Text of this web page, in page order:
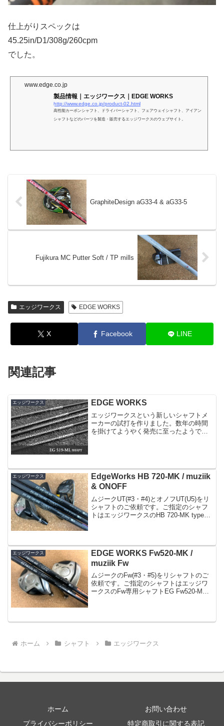
仕上がりスペックは
45.25in/D1/308g/260cpm
でした。
www.edge.co.jp
製品情報｜エッジワークス｜EDGE WORKS
http://www.edge.co.jp/product-02.html
高性能カーボンシャフト、ドライバーシャフト、フェアウェイシャフト、アイアン
シャフトなどのパーツを製造・販売するエッジワークスのウェブサイト。
GraphiteDesign aG33-4 & aG33-5
Fujikura MC Putter Soft / TP mills
エッジワークス EDGE WORKS
X Facebook LINE
関連記事
エッジワークス EDGE WORKS
エッジワークスという新しいシャフトメ
ーカーの試打を作りました。数年の時間
を掛けてようやく発売に至ったようで
エッジワークス
EdgeWorks HB 720-MK / muziik
& ONOFF
ムジークUT(#3・#4)とオノフUT(U5)をリ
シャフトのご依頼です。ご指定のシャフ
トはエッジワークスのHB 720-MK typeⅡ
エッジワークス
EDGE WORKS Fw520-MK /
muziik Fw
ムジークのFw(#3・#5)をリシャフトのご
依頼です。ご指定のシャフトはエッジワ
ークスのFw専用シャフトEG Fw520-MK
ホーム シャフト エッジワークス
ホーム
お問い合わせ
プライバシーポリシー
特定商取引に関する表記